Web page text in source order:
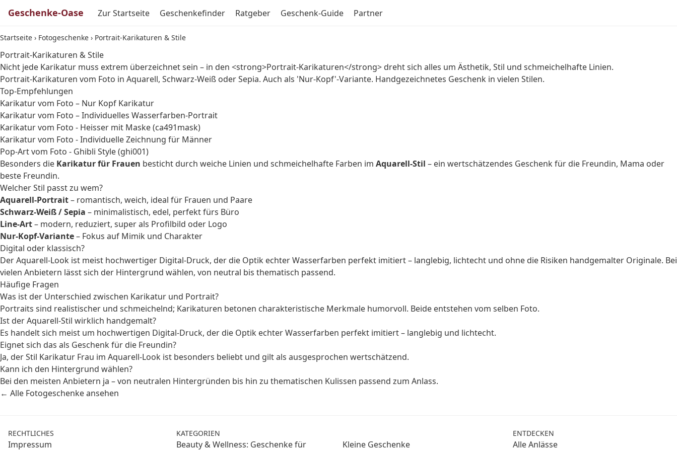
Geschenke-Oase Zur Startseite Geschenkefinder Ratgeber Geschenk-Guide Partner
Startseite › Fotogeschenke › Portrait-Karikaturen & Stile
Portrait-Karikaturen & Stile
Nicht jede Karikatur muss extrem überzeichnet sein – in den <strong>Portrait-Karikaturen</strong> dreht sich alles um Ästhetik, Stil und schmeichelhafte Linien.
Portrait-Karikaturen vom Foto in Aquarell, Schwarz-Weiß oder Sepia. Auch als 'Nur-Kopf'-Variante. Handgezeichnetes Geschenk in vielen Stilen.
Top-Empfehlungen
Karikatur vom Foto – Nur Kopf Karikatur
Karikatur vom Foto – Individuelles Wasserfarben-Portrait
Karikatur vom Foto - Heisser mit Maske (ca491mask)
Karikatur vom Foto - Individuelle Zeichnung für Männer
Pop-Art vom Foto - Ghibli Style (ghi001)
Besonders die Karikatur für Frauen besticht durch weiche Linien und schmeichelhafte Farben im Aquarell-Stil – ein wertschätzendes Geschenk für die Freundin, Mama oder
beste Freundin.
Welcher Stil passt zu wem?
Aquarell-Portrait– romantisch, weich, ideal für Frauen und Paare
Schwarz-Weiß / Sepia – minimalistisch, edel, perfekt fürs Büro
Line-Art– modern, reduziert, super als Profilbild oder Logo
Nur-Kopf-Variante– Fokus auf Mimik und Charakter
Digital oder klassisch?
Der Aquarell-Look ist meist hochwertiger Digital-Druck, der die Optik echter Wasserfarben perfekt imitiert – langlebig, lichtecht und ohne die Risiken handgemalter Originale. Bei
vielen Anbietern lässt sich der Hintergrund wählen, von neutral bis thematisch passend.
Häufige Fragen
Was ist der Unterschied zwischen Karikatur und Portrait?
Portraits sind realistischer und schmeichelnd; Karikaturen betonen charakteristische Merkmale humorvoll. Beide entstehen vom selben Foto.
Ist der Aquarell-Stil wirklich handgemalt?
Es handelt sich meist um hochwertigen Digital-Druck, der die Optik echter Wasserfarben perfekt imitiert – langlebig und lichtecht.
Eignet sich das als Geschenk für die Freundin?
Ja, der Stil Karikatur Frau im Aquarell-Look ist besonders beliebt und gilt als ausgesprochen wertschätzend.
Kann ich den Hintergrund wählen?
Bei den meisten Anbietern ja – von neutralen Hintergründen bis hin zu thematischen Kulissen passend zum Anlass.
← Alle Fotogeschenke ansehen
RECHTLICHES
Impressum
KATEGORIEN
Beauty & Wellness: Geschenke für Kleine Geschenke
ENTDECKEN
Alle Anlässe